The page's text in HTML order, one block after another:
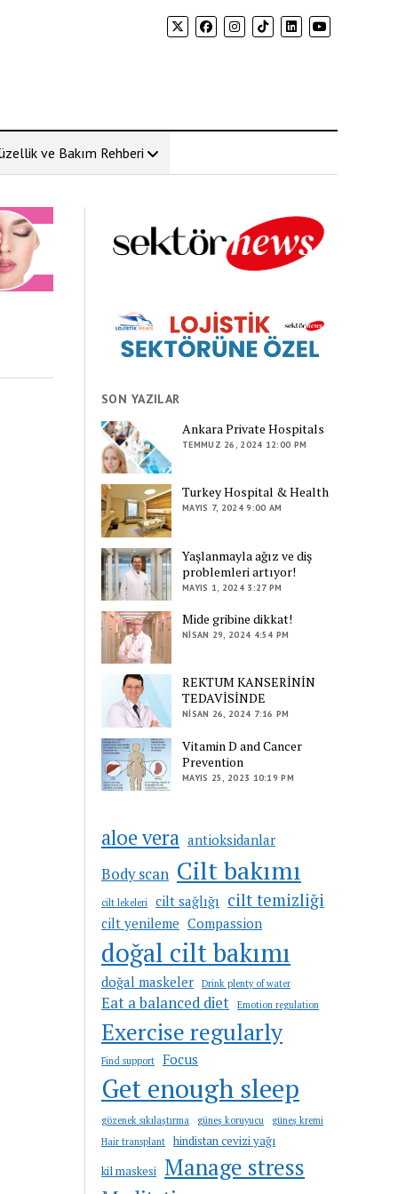
ve Bakım Rehberi
SON YAZILAR
Ankara Private Hospitals
TEMMUZ 26, 2024 12:00 PM
Turkey Hospital & Health
MAYIS 7, 2024 9:00 AM
Yaşlanmayla ağız ve diş
problemleri artıyor!
MAYIS 1, 2024 3:27 PM
Mide gribine dikkat!
NISAN 29, 2024 4:54 PM
REKTUM KANSERİNİN
TEDAVİSİNDE
NISAN 26, 2024 7:16 PM
Vitamin D and Cancer
Prevention
MAYIS 25, 2023 10:19 PM
aloe vera antioksidanlar
Body scan Cilt bakımı
cilt lekeleri cilt sağlığı cilt temizliği
cilt yenileme Compassion
doğal cilt bakımı
doğal maskeler Drink plenty of water
Eat a balanced diet Emotion regulation
Exercise regularly
Find support Focus
Get enough sleep
gözenek sıkılaştırma güneş koruyucu
güneş kremi
Hair transplant
hindistan cevizi yağı
kil maskesi Manage stress